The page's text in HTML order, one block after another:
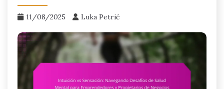
11/08/2025 Luka Petrić